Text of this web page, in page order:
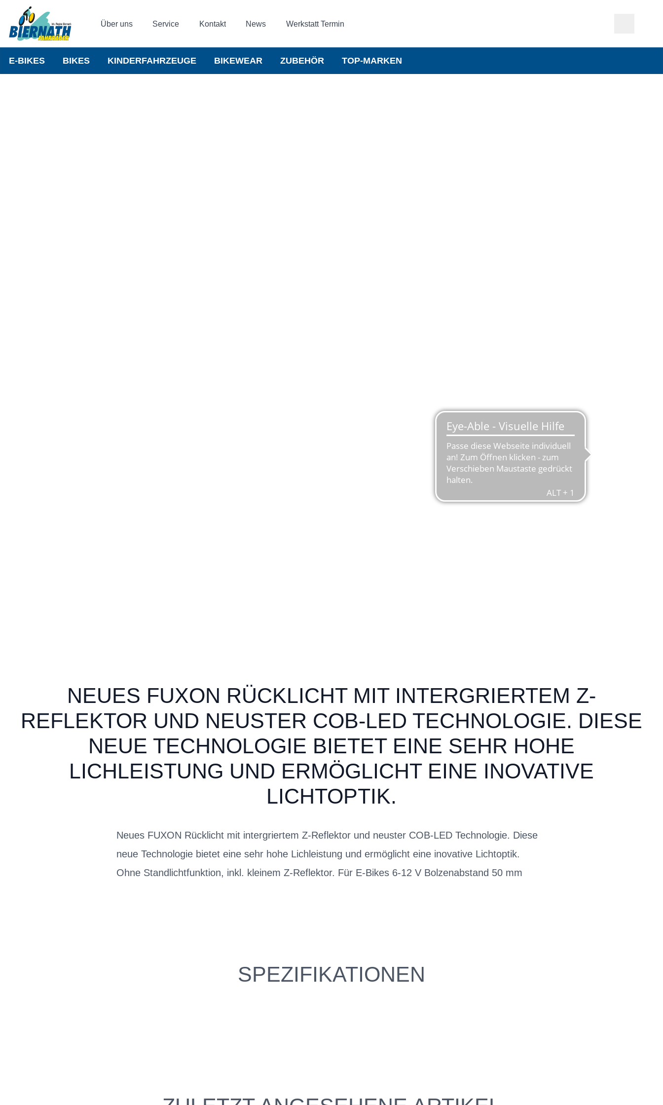
Über uns Service Kontakt News Werkstatt Termin
E-BIKES BIKES KINDERFAHRZEUGE BIKEWEAR ZUBEHÖR TOP-MARKEN
NEUES FUXON RÜCKLICHT MIT INTERGRIERTEM Z-
REFLEKTOR UND NEUSTER COB-LED TECHNOLOGIE. DIESE
NEUE TECHNOLOGIE BIETET EINE SEHR HOHE
LICHLEISTUNG UND ERMÖGLICHT EINE INOVATIVE
LICHTOPTIK.
Neues FUXON Rücklicht mit intergriertem Z-Reflektor und neuster COB-LED Technologie. Diese
neue Technologie bietet eine sehr hohe Lichleistung und ermöglicht eine inovative Lichtoptik.
Ohne Standlichtfunktion, inkl. kleinem Z-Reflektor. Für E-Bikes 6-12 V Bolzenabstand 50 mm
SPEZIFIKATIONEN